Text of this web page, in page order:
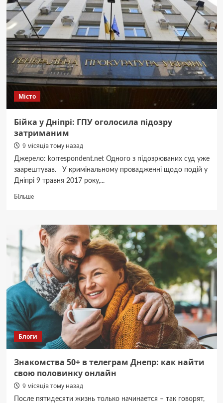
споживачам
енергетичної
компанії
ЦЕК
в
Дніпрі
15
листопада
Місто
Бійка у Дніпрі: ГПУ оголосила підозру
затриманим
9 місяців тому назад
Джерело: korrespondent.net Одного з підозрюваних суд уже
заарештував. У кримінальному провадженні щодо подій у
Дніпрі 9 травня 2017 року,...
БільшеДокладніше
Дніпрі:
ГПУ
оголосила
підозру
затриманим
Блоги
Знакомства 50+ в телеграм Днепр: как найти
свою половинку онлайн
9 місяців тому назад
После пятидесяти жизнь только начинается – так говорят,